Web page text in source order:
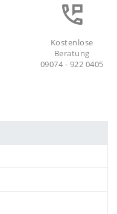
Kostenlose
Beratung
09074 - 922 0405